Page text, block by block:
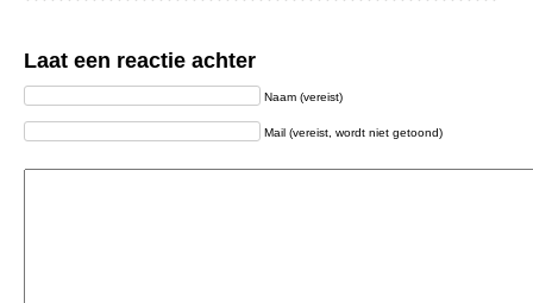
Laat een reactie achter
Naam (vereist)
Mail (vereist, wordt niet getoond)